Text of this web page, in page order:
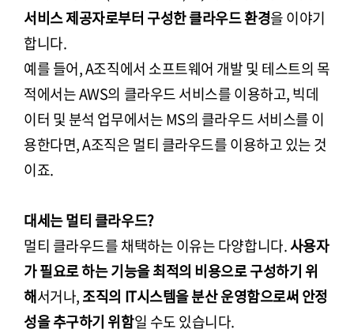
서비스 제공자로부터 구성한 클라우드 환경을 이야기
합니다.
예를 들어, A조직에서 소프트웨어 개발 및 테스트의 목
적에서는 AWS의 클라우드 서비스를 이용하고, 빅데
이터 및 분석 업무에서는 MS의 클라우드 서비스를 이
용한다면, A조직은 멀티 클라우드를 이용하고 있는 것
이죠.
대세는 멀티 클라우드?
멀티 클라우드를 채택하는 이유는 다양합니다.사용자
가 필요로 하는 기능을 최적의 비용으로 구성하기 위
해서거나,조직의 IT시스템을 분산 운영함으로써 안정
성을 추구하기 위함일 수도 있습니다.